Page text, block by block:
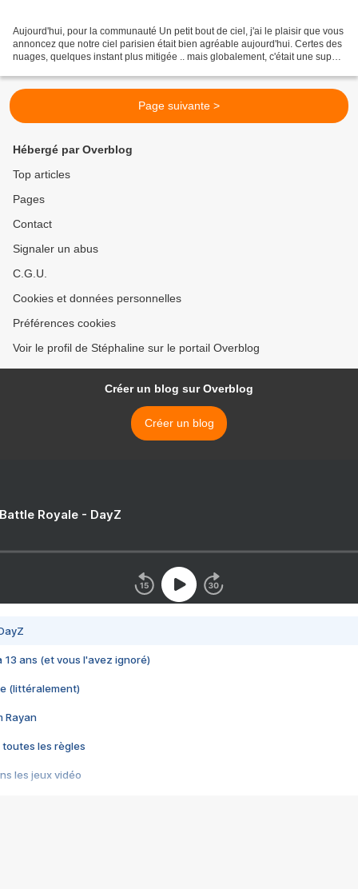
Aujourd'hui, pour la communauté Un petit bout de ciel, j'ai le plaisir que vous
annoncez que notre ciel parisien était bien agréable aujourd'hui. Certes des
nuages, quelques instant plus mitigée .. mais globalement, c'était une super
Page suivante >
Hébergé par Overblog
Top articles
Pages
Contact
Signaler un abus
C.G.U.
Cookies et données personnelles
Préférences cookies
Voir le profil de Stéphaline sur le portail Overblog
Créer un blog sur Overblog
Créer un blog
Royale - DayZ
13 ans (et vous l'avez ignoré)
(littéralement)
Rayan
toutes les règles
les jeux vidéo